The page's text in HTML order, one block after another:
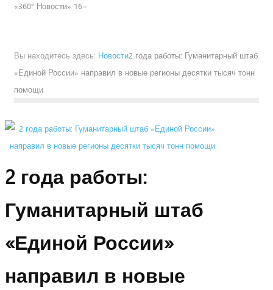
«360° Новости» 16+
Вы находитесь здесь: Новости2 года работы: Гуманитарный штаб
«Единой России» направил в новые регионы десятки тысяч тонн
помощи
2 года работы:
Гуманитарный штаб
«Единой России»
направил в новые